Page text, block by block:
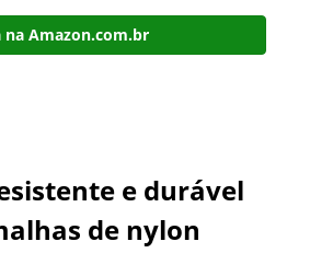
na Amazon.com.br
e durável
de nylon